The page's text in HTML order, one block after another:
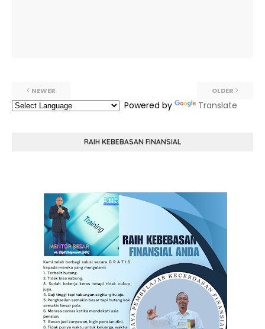
NEWER OLDER
Powered by Translate
RAIH KEBEBASAN FINANSIAL